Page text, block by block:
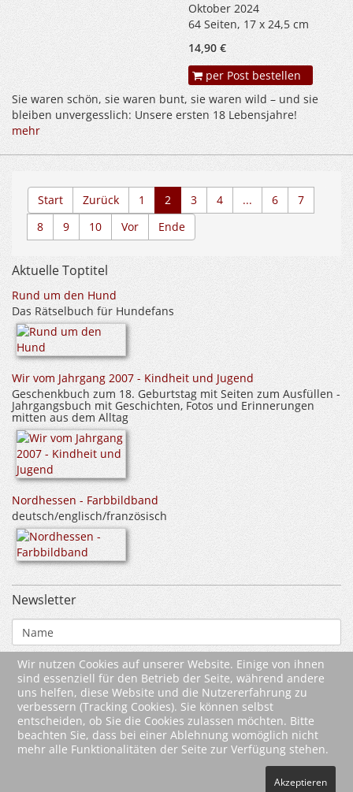
Oktober 2024
64 Seiten, 17 x 24,5 cm
14,90 €
per Post bestellen
Sie waren schön, sie waren bunt, sie waren wild – und sie
bleiben unvergesslich: Unsere ersten 18 Lebensjahre!
mehr
Start Zurück 1 2 3 4 ... 6
7
8
9 10 Vor Ende
Aktuelle Toptitel
Rund um den Hund
Das Rätselbuch für Hundefans
Wir vom Jahrgang 2007 - Kindheit und Jugend
Geschenkbuch zum 18. Geburtstag mit Seiten zum Ausfüllen -
Jahrgangsbuch mit Geschichten, Fotos und Erinnerungen
mitten aus dem Alltag
Nordhessen - Farbbildband
deutsch/englisch/französisch
Newsletter
Wir nutzen Cookies auf unserer Website. Einige von ihnen
sind essenziell für den Betrieb der Seite, während andere
uns helfen, diese Website und die Nutzererfahrung zu
verbessern (Tracking Cookies). Sie können selbst
entscheiden, ob Sie die Cookies zulassen möchten. Bitte
beachten Sie, dass bei einer Ablehnung womöglich nicht
mehr alle Funktionalitäten der Seite zur Verfügung stehen.
Akzeptieren